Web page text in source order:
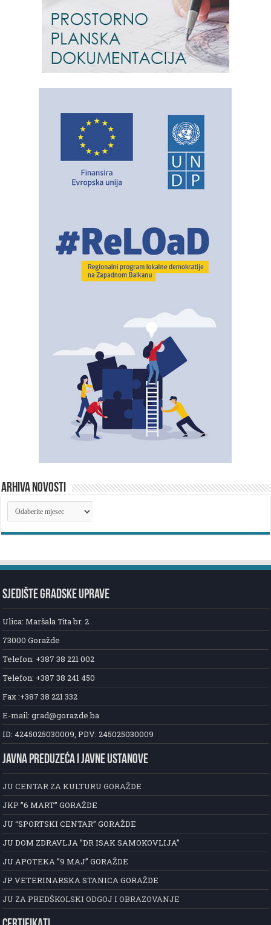
ARHIVA NOVOSTI
ARHIVA
NOVOSTI
SJEDIŠTE GRADSKE UPRAVE
Ulica: Maršala Tita br. 2
73000 Goražde
Telefon: +387 38 221 002
Telefon: +387 38 241 450
Fax :+387 38 221 332
E-mail: grad@gorazde.ba
ID: 4245025030009, PDV: 245025030009
JAVNA PREDUZEĆA I JAVNE USTANOVE
JU CENTAR ZA KULTURU GORAŽDE
JKP ”6 MART” GORAŽDE
JU “SPORTSKI CENTAR” GORAŽDE
JU DOM ZDRAVLJA ”DR ISAK SAMOKOVLIJA”
JU APOTEKA ”9 MAJ” GORAŽDE
JP VETERINARSKA STANICA GORAŽDE
JU ZA PREDŠKOLSKI ODGOJ I OBRAZOVANJE